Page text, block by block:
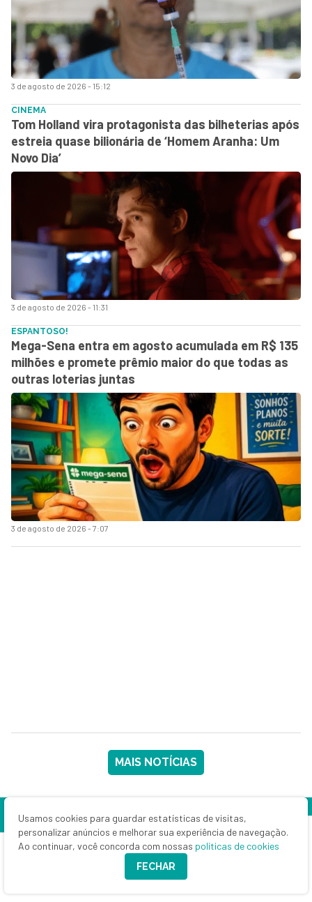
3 de agosto de 2026 - 15:12
3 de agosto de 2026 - 11:31
CINEMA
Tom Holland vira protagonista das bilheterias após
estreia quase bilionária de ‘Homem Aranha: Um
Novo Dia’
3 de agosto de 2026 - 7:07
ESPANTOSO!
Mega-Sena entra em agosto acumulada em R$ 135
milhões e promete prêmio maior do que todas as
outras loterias juntas
MAIS NOTÍCIAS
Usamos cookies para guardar estatísticas de visitas,
personalizar anúncios e melhorar sua experiência de navegação.
Ao continuar, você concorda com nossas políticas de cookies
FECHAR